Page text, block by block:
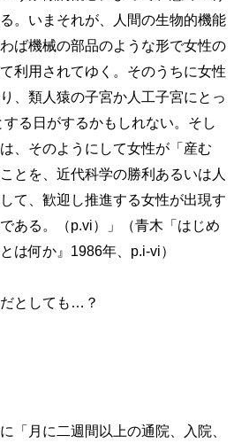
。いまそれが、人間の生物的機能
ば機械の部品のような形で女性の
利用されてゆく。そのうちに女性
、類人猿の子宮か人工子宮にとっ
る日がするかもしれない。そし
、そのようにして女性が「産む
とを、近代科学の勝利あるいは人
て、歓迎し推進する女性が出現す
ある。（p.vi）」（青木「はじめ
は何か』1986年、p.i-vi）
としても…？
月に二週間以上の通院、入院、